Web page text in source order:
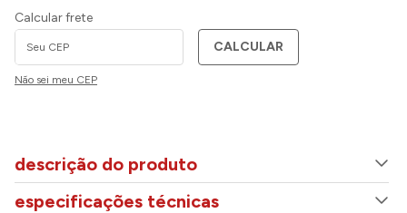
Calcular frete
CALCULAR
Não sei meu CEP
descrição do produto
especificações técnicas